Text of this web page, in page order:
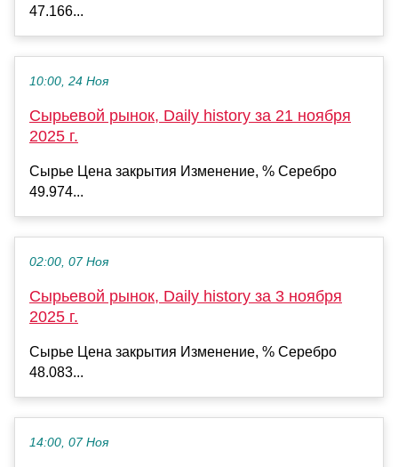
47.166...
10:00, 24 Ноя
Сырьевой рынок, Daily history за 21 ноября
2025 г.
Сырье Цена закрытия Изменение, % Серебро
49.974...
02:00, 07 Ноя
Сырьевой рынок, Daily history за 3 ноября
2025 г.
Сырье Цена закрытия Изменение, % Серебро
48.083...
14:00, 07 Ноя